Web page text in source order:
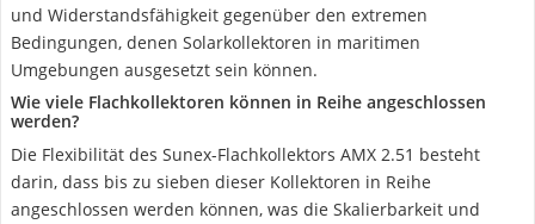
und Widerstandsfähigkeit gegenüber den extremen
Bedingungen, denen Solarkollektoren in maritimen
Umgebungen ausgesetzt sein können.
Wie viele Flachkollektoren können in Reihe angeschlossen
werden?
Die Flexibilität des Sunex-Flachkollektors AMX 2.51 besteht
darin, dass bis zu sieben dieser Kollektoren in Reihe
angeschlossen werden können, was die Skalierbarkeit und